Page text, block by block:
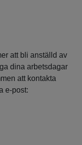
att bli anställd av
dina arbetsdagar
att kontakta
e-post: